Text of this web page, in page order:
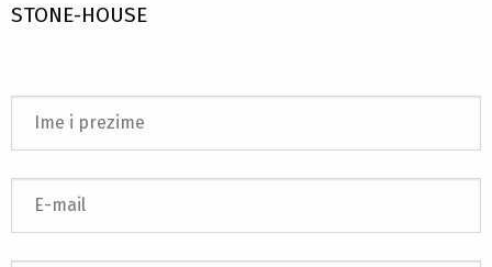
STONE-HOUSE